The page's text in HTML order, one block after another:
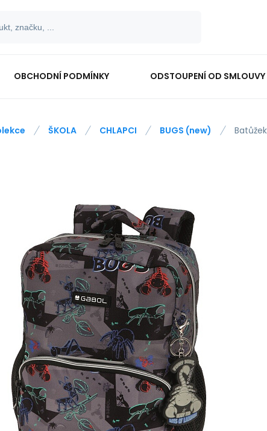
OBCHODNÍ PODMÍNKY ODSTOUPENÍ OD SMLOUVY
ŠKOLA CHLAPCI BUGS (new) Batůžek